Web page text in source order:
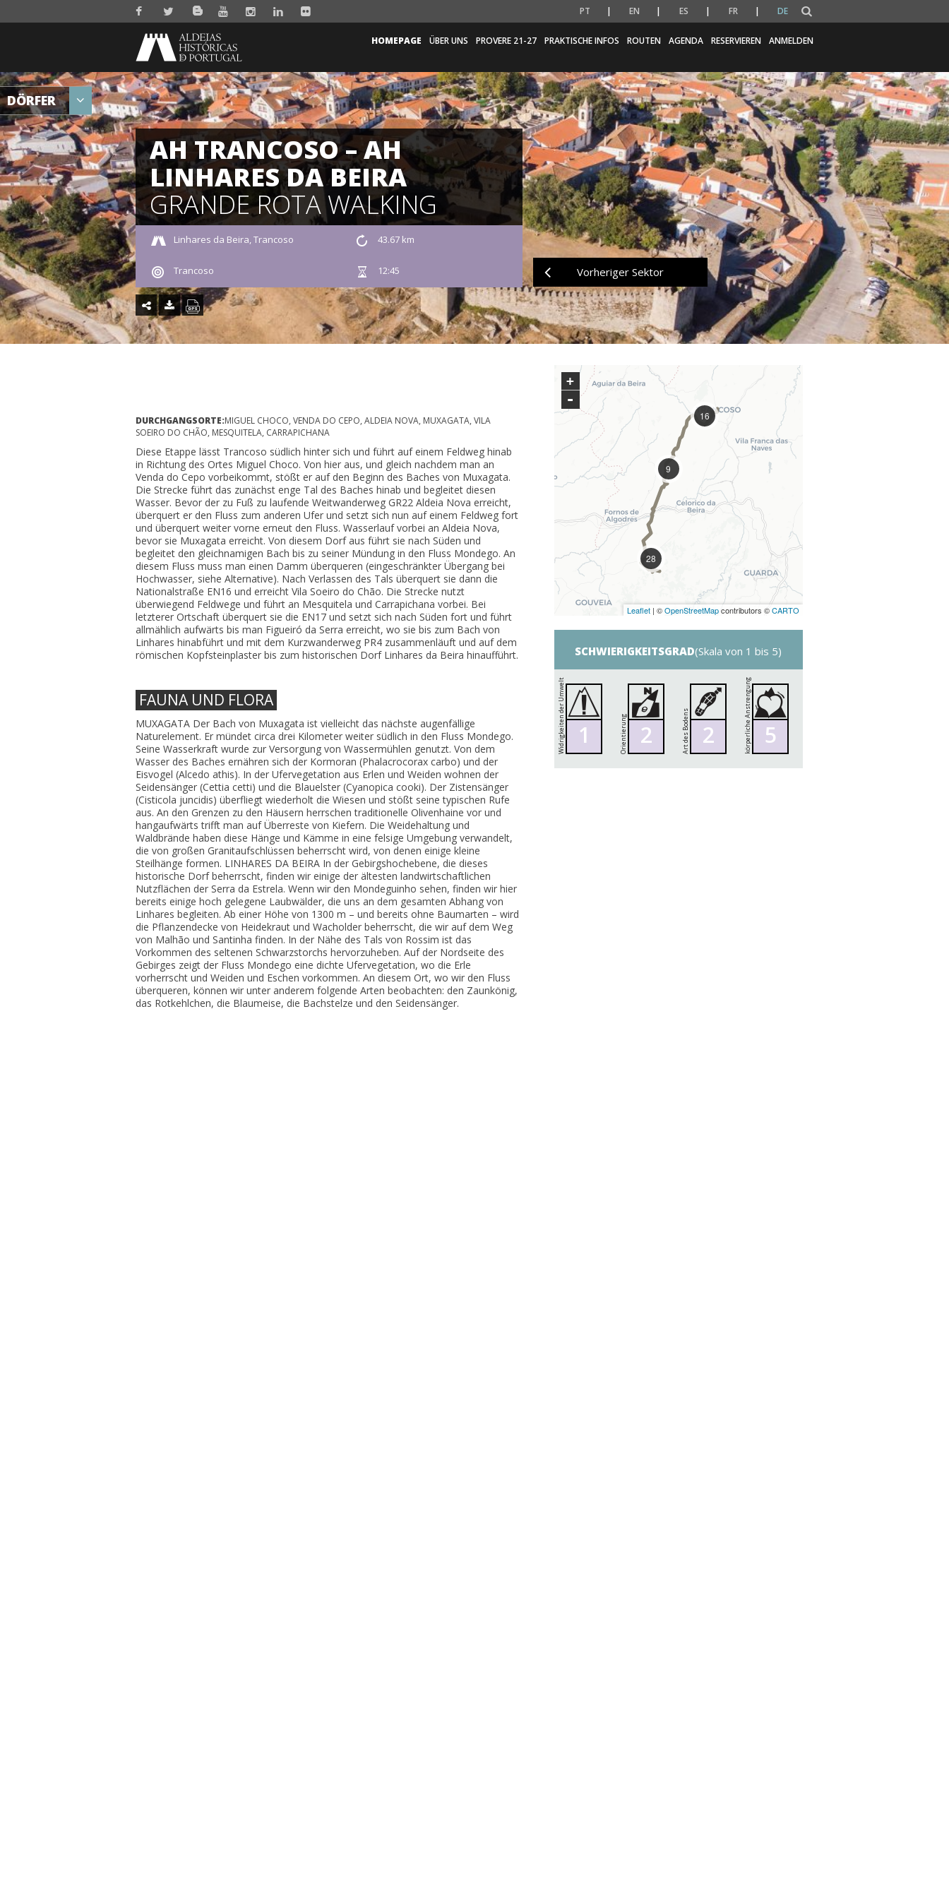
PT EN ES FR DE
HOMEPAGE ÜBER UNS PROVERE 21-27 PRAKTISCHE INFOS ROUTEN AGENDA RESERVIEREN ANMELDEN
DÖRFER
AH TRANCOSO – AH
LINHARES DA BEIRA
GRANDE ROTA WALKING
Linhares da Beira, Trancoso 43.67 km
Trancoso 12:45 Vorheriger Sektor
DURCHGANGSORTE:MIGUEL CHOCO, VENDA DO CEPO, ALDEIA NOVA, MUXAGATA, VILA
SOEIRO DO CHÃO, MESQUITELA, CARRAPICHANA
Diese Etappe lässt Trancoso südlich hinter sich und führt auf einem Feldweg hinab
in Richtung des Ortes Miguel Choco. Von hier aus, und gleich nachdem man an
Venda do Cepo vorbeikommt, stößt er auf den Beginn des Baches von Muxagata.
Die Strecke führt das zunächst enge Tal des Baches hinab und begleitet diesen
Wasser. Bevor der zu Fuß zu laufende Weitwanderweg GR22 Aldeia Nova erreicht,
überquert er den Fluss zum anderen Ufer und setzt sich nun auf einem Feldweg fort
und überquert weiter vorne erneut den Fluss. Wasserlauf vorbei an Aldeia Nova,
bevor sie Muxagata erreicht. Von diesem Dorf aus führt sie nach Süden und
begleitet den gleichnamigen Bach bis zu seiner Mündung in den Fluss Mondego. An
diesem Fluss muss man einen Damm überqueren (eingeschränkter Übergang bei
Hochwasser, siehe Alternative). Nach Verlassen des Tals überquert sie dann die
Nationalstraße EN16 und erreicht Vila Soeiro do Chão. Die Strecke nutzt
überwiegend Feldwege und führt an Mesquitela und Carrapichana vorbei. Bei
letzterer Ortschaft überquert sie die EN17 und setzt sich nach Süden fort und führt
allmählich aufwärts bis man Figueiró da Serra erreicht, wo sie bis zum Bach von
Linhares hinabführt und mit dem Kurzwanderweg PR4 zusammenläuft und auf dem
römischen Kopfsteinplaster bis zum historischen Dorf Linhares da Beira hinaufführt.
FAUNA UND FLORA
MUXAGATA Der Bach von Muxagata ist vielleicht das nächste augenfällige
Naturelement. Er mündet circa drei Kilometer weiter südlich in den Fluss Mondego.
Seine Wasserkraft wurde zur Versorgung von Wassermühlen genutzt. Von dem
Wasser des Baches ernähren sich der Kormoran (Phalacrocorax carbo) und der
Eisvogel (Alcedo athis). In der Ufervegetation aus Erlen und Weiden wohnen der
Seidensänger (Cettia cetti) und die Blauelster (Cyanopica cooki). Der Zistensänger
(Cisticola juncidis) überfliegt wiederholt die Wiesen und stößt seine typischen Rufe
aus. An den Grenzen zu den Häusern herrschen traditionelle Olivenhaine vor und
hangaufwärts trifft man auf Überreste von Kiefern. Die Weidehaltung und
Waldbrände haben diese Hänge und Kämme in eine felsige Umgebung verwandelt,
die von großen Granitaufschlüssen beherrscht wird, von denen einige kleine
Steilhänge formen. LINHARES DA BEIRA In der Gebirgshochebene, die dieses
historische Dorf beherrscht, finden wir einige der ältesten landwirtschaftlichen
Nutzflächen der Serra da Estrela. Wenn wir den Mondeguinho sehen, finden wir hier
bereits einige hoch gelegene Laubwälder, die uns an dem gesamten Abhang von
Linhares begleiten. Ab einer Höhe von 1300 m – und bereits ohne Baumarten – wird
die Pflanzendecke von Heidekraut und Wacholder beherrscht, die wir auf dem Weg
von Malhão und Santinha finden. In der Nähe des Tals von Rossim ist das
Vorkommen des seltenen Schwarzstorchs hervorzuheben. Auf der Nordseite des
Gebirges zeigt der Fluss Mondego eine dichte Ufervegetation, wo die Erle
vorherrscht und Weiden und Eschen vorkommen. An diesem Ort, wo wir den Fluss
überqueren, können wir unter anderem folgende Arten beobachten: den Zaunkönig,
das Rotkehlchen, die Blaumeise, die Bachstelze und den Seidensänger.
28
9
16
+
-
Leaflet | ©OpenStreetMapcontributors ©CARTO
SCHWIERIGKEITSGRAD(Skala von 1 bis 5)
Widrigkeiten der Umwelt 1 Orientierung 2 Art des Bodens 2 körperliche Anstrengung 5